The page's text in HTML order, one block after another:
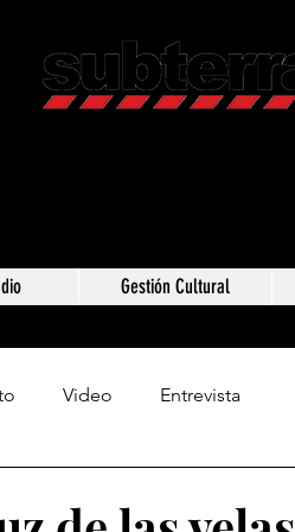
Gestión Cultural
Video Entrevista